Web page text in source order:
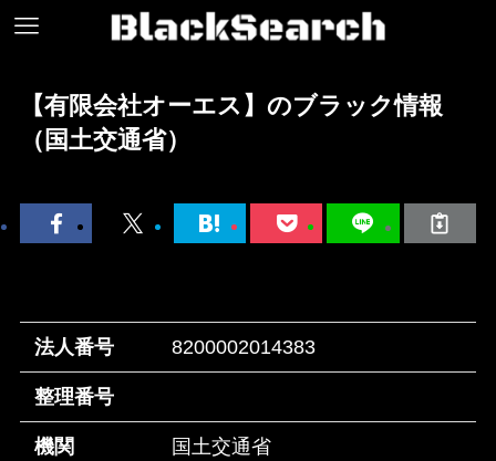
【有限会社オーエス】のブラック情報
（国土交通省）
法人番号 8200002014383
整理番号
機関 国土交通省